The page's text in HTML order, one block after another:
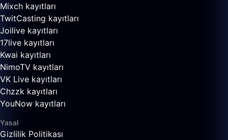
Mixch kayıtları
TwitCasting kayıtları
Joilive kayıtları
17live kayıtları
Kwai kayıtları
NimoTV kayıtları
VK Live kayıtları
Chzzk kayıtları
YouNow kayıtları
Yasal
Gizlilik Politikası